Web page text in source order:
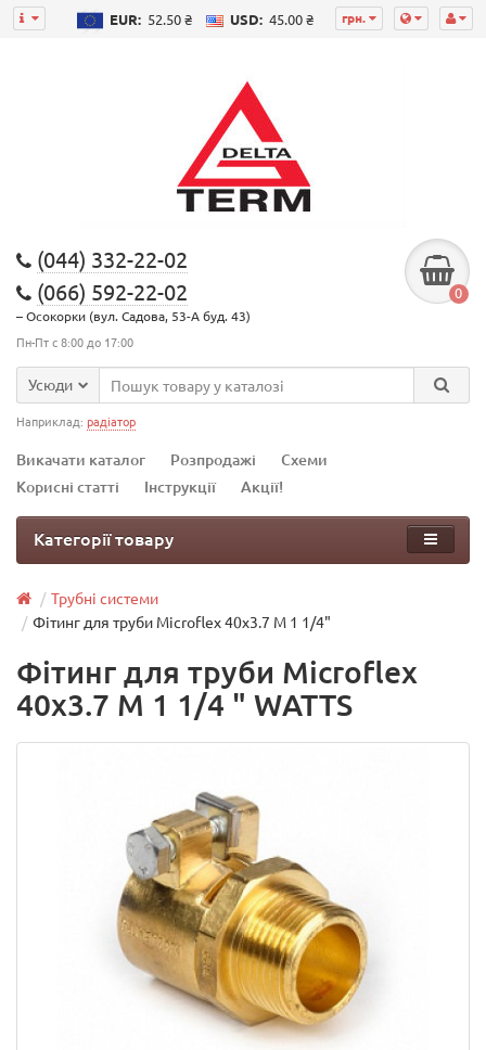
грн.
EUR: 52.50 ₴ USD: 45.00 ₴
(044) 332-22-02
(066) 592-22-02
– Осокорки (вул. Садова, 53-А буд. 43)
Пн-Пт с 8:00 до 17:00
0
Усюди
Наприклад: радіатор
Викачати каталог Розпродажі
Схеми
Корисні статті
Інструкції Акції!
Категорії товару
Трубні системи
Фітинг для труби Microflex 40x3.7 M 1 1/4"
Фітинг для труби Microflex
40x3.7 M 1 1/4 " WATTS